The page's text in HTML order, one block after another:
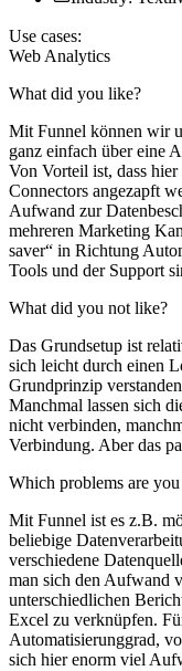
Use cases:
Web Analytics
What did you like?
Mit Funnel können wir
ganz einfach über eine
Von Vorteil ist, dass
Connectors angezapft
Aufwand zur
mehreren Marketing
saver“ in Richtung
Tools und der Support
What did you not like?
Das Grundsetup ist
sich leicht durch einen
Grundprinzip
Manchmal lassen sich
nicht verbinden,
Verbindung. Aber das
Which problems are
Mit Funnel ist es z.B.
beliebige
verschiedene
man sich den Aufwand
unterschiedlichen
Excel zu verknüpfen.
Automatisierunggrad,
sich hier enorm viel